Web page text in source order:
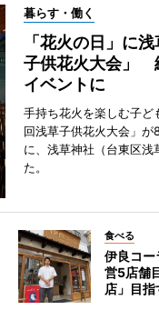
暮らす・働く
「花火の日」に
子供花火大会」
イベントに
手持ち花火を楽しむ子ど
回浅草子供花火大会」が
に、浅草神社（台東区浅
た。
食べる
伊良コ
営5店舗
店」目指